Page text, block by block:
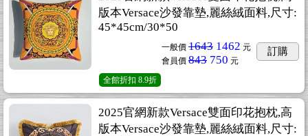
版本Versace沙發靠墊,麗絲絨面料,尺寸:
45*45cm/30*50
一般價 1643 1462 元
會員價 843 750 元
訂購
全館折扣 8.9折
2025官網新款Versace雙面印花抱枕,高
版本Versace沙發靠墊,麗絲絨面料,尺寸: